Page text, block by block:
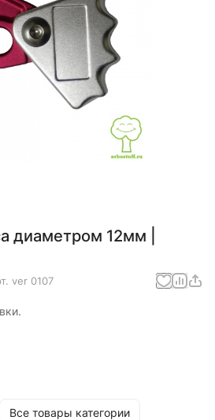
диаметром 12мм |
ver 0107
Все товары категории